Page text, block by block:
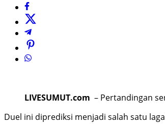
LIVESUMUT.com – Pertandingan
Duel ini diprediksi menjadi salah satu